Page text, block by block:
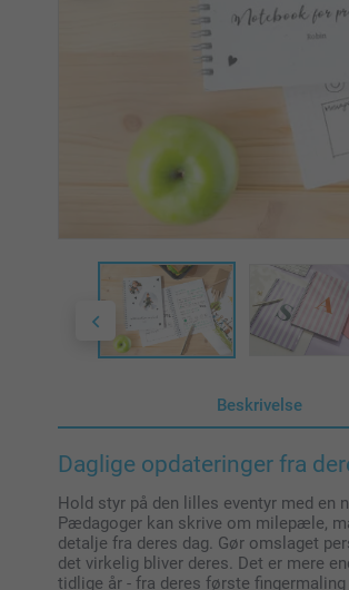
Beskrivelse
Daglige opdateringer fra
Hold styr på den lilles eventyr med en
Pædagoger kan skrive om milepæle,
detalje fra deres dag. Gør omslaget
det virkelig bliver deres. Det er mere
tidlige år - fra deres første